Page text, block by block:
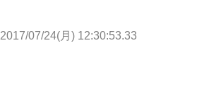
2017/07/24(月) 12:30:53.33